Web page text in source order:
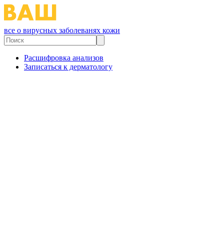
все о вирусных заболеванях кожи
Расшифровка анализов
Записаться к дерматологу